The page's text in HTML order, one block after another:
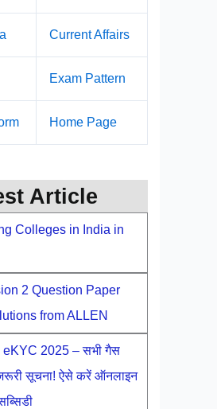
Current Affairs
Exam Pattern
Home Page
Article
Colleges in India in
2 Question Paper
from ALLEN
2025 – सभी गैस
जरूरी सूचना! ऐसे करें ऑनलाइन